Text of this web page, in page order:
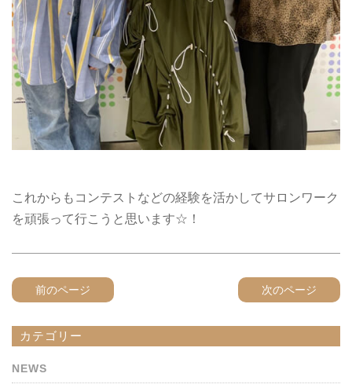
これからもコンテストなどの経験を活かしてサロンワーク
を頑張って行こうと思います☆！
前のページ 次のページ
カテゴリー
NEWS